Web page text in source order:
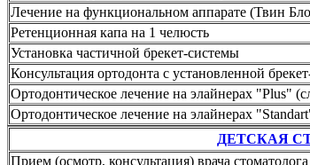
Лечение на функциональном аппарате (Твин
Ретенционная капа на 1 челюсть
Установка частичной брекет-системы
Консультация ортодонта с установленной
Ортодонтическое лечение на элайнерах "Plus"
Ортодонтическое лечение на элайнерах
ДЕТСКАЯ
Прием (осмотр, консультация) врача